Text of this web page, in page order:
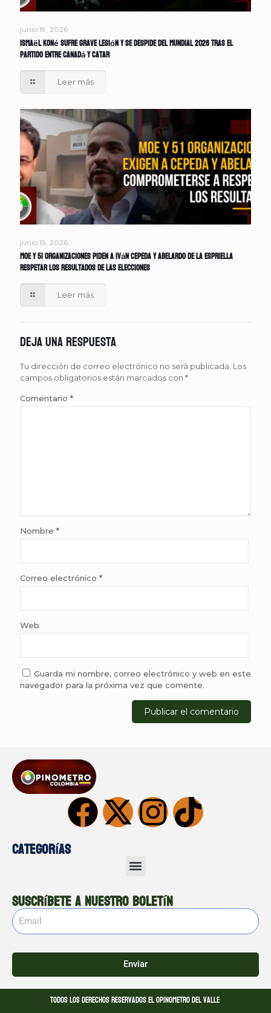
junio 19, 2026
Ismaël Koné sufre grave lesión y se despide del Mundial 2026 tras el
partido entre Canadá y Catar
Leer más
junio 19, 2026
MOE y 51 organizaciones piden a Iván Cepeda y Abelardo de la Espriella
respetar los resultados de las elecciones
Leer más
Deja una respuesta
Tu dirección de correo electrónico no será publicada. Los
campos obligatorios están marcados con *
Comentario *
Nombre *
Correo electrónico *
Web
Guarda mi nombre, correo electrónico y web en este
navegador para la próxima vez que comente.
Categorías
Suscríbete a nuestro boletín
Enviar
Todos los derechos reservados El opinometro del valle